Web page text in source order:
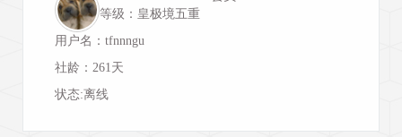
等级：皇极境五重
用户名：tfnnngu
社龄：261天
状态:离线